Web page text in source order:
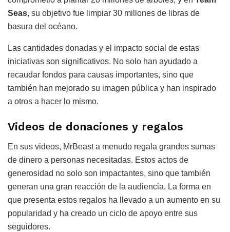
Seas, su objetivo fue limpiar 30 millones de libras de
basura del océano.
Las cantidades donadas y el impacto social de estas
iniciativas son significativos. No solo han ayudado a
recaudar fondos para causas importantes, sino que
también han mejorado su imagen pública y han inspirado
a otros a hacer lo mismo.
Videos de donaciones y regalos
En sus videos, MrBeast a menudo regala grandes sumas
de dinero a personas necesitadas. Estos actos de
generosidad no solo son impactantes, sino que también
generan una gran reacción de la audiencia. La forma en
que presenta estos regalos ha llevado a un aumento en su
popularidad y ha creado un ciclo de apoyo entre sus
seguidores.